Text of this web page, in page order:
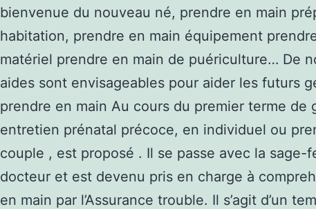
bienvenue du nouveau né, prendre en main
habitation, prendre en main équipement
matériel prendre en main de puériculture… De
aides sont envisageables pour aider les futurs
prendre en main Au cours du premier terme de
entretien prénatal précoce, en individuel ou
couple , est proposé . Il se passe avec la sage-
docteur et est devenu pris en charge à
en main par l’Assurance trouble. Il s’agit d’un